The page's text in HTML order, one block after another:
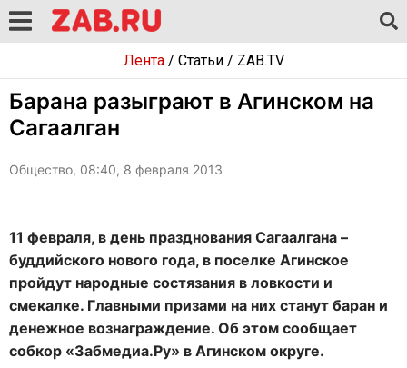
Лента/ Статьи/ ZAB.TV
Барана разыграют в Агинском на
Сагаалган
Общество, 08:40, 8 февраля 2013
11 февраля, в день празднования Сагаалгана –
буддийского нового года, в поселке Агинское
пройдут народные состязания в ловкости и
смекалке. Главными призами на них станут баран и
денежное вознаграждение. Об этом сообщает
собкор «Забмедиа.Ру» в Агинском округе.